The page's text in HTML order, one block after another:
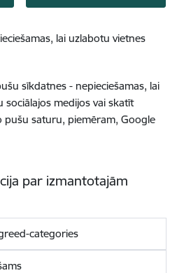
lai uzlabotu vietnes
sīkdatnes - nepieciešamas, lai
medijos vai skatīt
pušu saturu, piemēram, Google
par izmantotajām
categories